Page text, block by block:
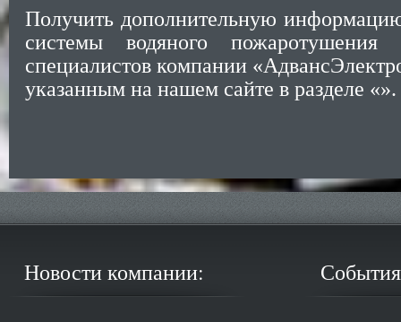
Получить дополнительную
системы водяного
специалистов компании
указанным на нашем сайте в разделе «».
Новости компании: